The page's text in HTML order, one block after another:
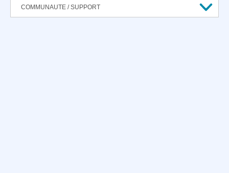
COMMUNAUTE / SUPPORT